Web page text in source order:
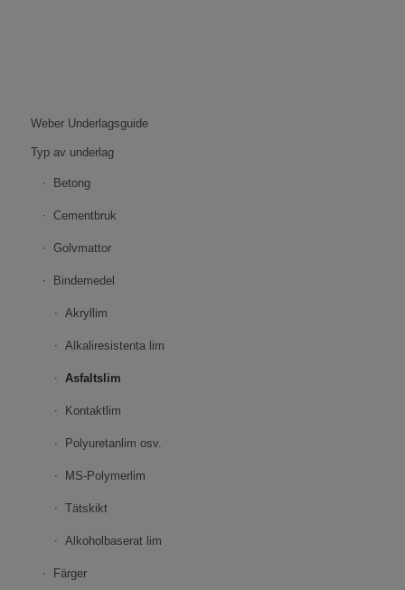
Weber Underlagsguide
Typ av underlag
Betong
Cementbruk
Golvmattor
Bindemedel
Akryllim
Alkaliresistenta lim
Asfaltslim
Kontaktlim
Polyuretanlim osv.
MS-Polymerlim
Tätskikt
Alkoholbaserat lim
Färger